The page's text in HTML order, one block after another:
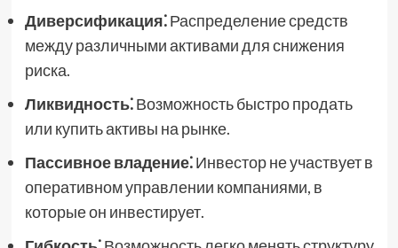
Диверсификация⁚Распределение средств
между различными активами для снижения
риска.
Ликвидность⁚Возможность быстро продать
или купить активы на рынке.
Пассивное владение⁚Инвестор не участвует в
оперативном управлении компаниями, в
которые он инвестирует.